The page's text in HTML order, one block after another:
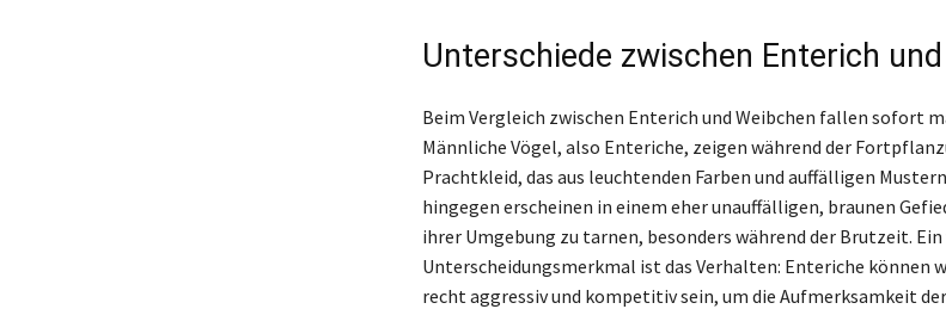
Unterschiede zwischen Enterich
Beim Vergleich zwischen Enterich und Weibchen fallen sofort
Männliche Vögel, also Enteriche, zeigen während der
Prachtkleid, das aus leuchtenden Farben und auffälligen
hingegen erscheinen in einem eher unauffälligen, braunen
ihrer Umgebung zu tarnen, besonders während der Brutzeit.
Unterscheidungsmerkmal ist das Verhalten: Enteriche können
recht aggressiv und kompetitiv sein, um die Aufmerksamkeit